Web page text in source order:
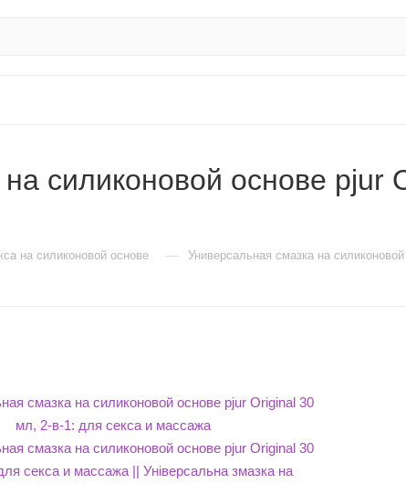
силиконовой основе pjur
на силиконовой основе — Универсальная смазка на